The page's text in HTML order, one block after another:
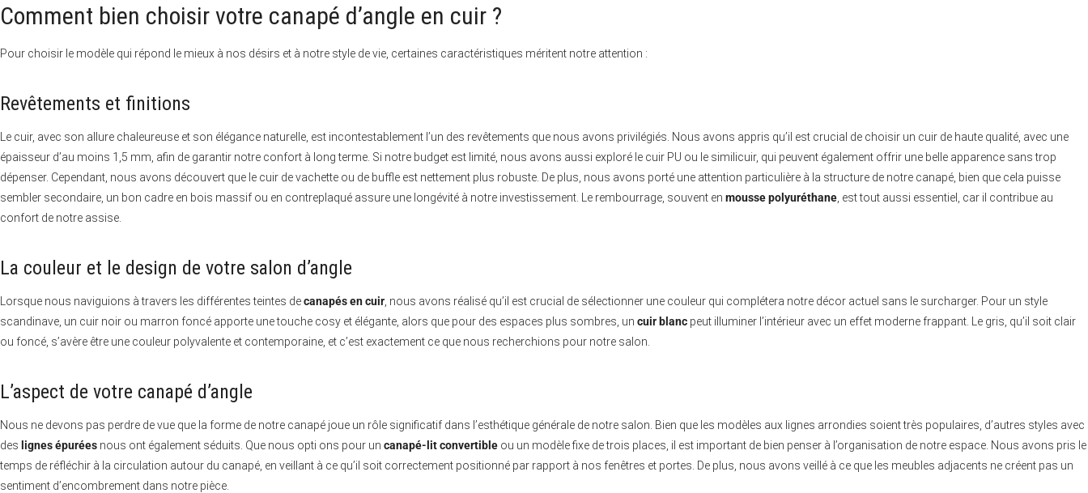
Comment bien choisir votre canapé d’angle en cuir ?
Pour choisir le modèle qui répond le mieux à nos désirs et à notre style de vie, certaines caractéristiques méritent notre attention :
Revêtements et finitions
Le cuir, avec son allure chaleureuse et son élégance naturelle, est incontestablement l’un des revêtements que nous avons privilégiés. Nous avons appris qu’il est crucial de choisir un cuir de haute qualité, avec une
épaisseur d’au moins 1,5 mm, afin de garantir notre confort à long terme. Si notre budget est limité, nous avons aussi exploré le cuir PU ou le similicuir, qui peuvent également offrir une belle apparence sans trop
dépenser. Cependant, nous avons découvert que le cuir de vachette ou de buffle est nettement plus robuste. De plus, nous avons porté une attention particulière à la structure de notre canapé, bien que cela puisse
sembler secondaire, un bon cadre en bois massif ou en contreplaqué assure une longévité à notre investissement. Le rembourrage, souvent en mousse polyuréthane , est tout aussi essentiel, car il contribue au
confort de notre assise.
La couleur et le design de votre salon d’angle
Lorsque nous naviguions à travers les différentes teintes decanapés en cuir , nous avons réalisé qu’il est crucial de sélectionner une couleur qui complétera notre décor actuel sans le surcharger. Pour un style
scandinave, un cuir noir ou marron foncé apporte une touche cosy et élégante, alors que pour des espaces plus sombres, un cuir blanc peut illuminer l’intérieur avec un effet moderne frappant. Le gris, qu’il soit clair
ou foncé, s’avère être une couleur polyvalente et contemporaine, et c’est exactement ce que nous recherchions pour notre salon.
L’aspect de votre canapé d’angle
Nous ne devons pas perdre de vue que la forme de notre canapé joue un rôle significatif dans l’esthétique générale de notre salon. Bien que les modèles aux lignes arrondies soient très populaires, d’autres styles avec
des lignes épurées nous ont également séduits. Que nous opti ons pour un canapé-lit convertible ou un modèle fixe de trois places, il est important de bien penser à l’organisation de notre espace. Nous avons pris le
temps de réfléchir à la circulation autour du canapé, en veillant à ce qu’il soit correctement positionné par rapport à nos fenêtres et portes. De plus, nous avons veillé à ce que les meubles adjacents ne créent pas un
sentiment d’encombrement dans notre pièce.